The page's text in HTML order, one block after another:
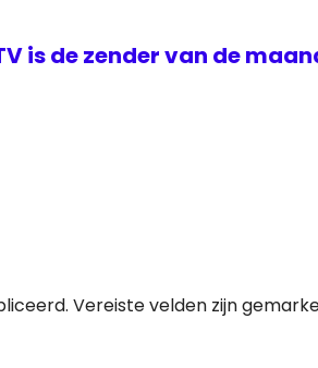
is de zender van de
Vereiste velden zijn